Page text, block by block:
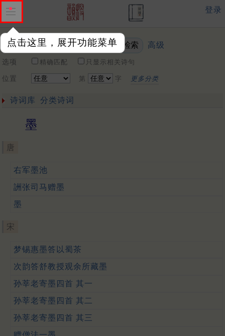
点击这里，展开功能菜单
登录
关键词 高级
选项 精确匹配 只显示相关诗句
位置 第 字 更多分类
诗词库 分类诗词
墨
唐
右军墨池
詶张司马赠墨
墨
宋
梦锡惠墨答以蜀茶
次韵答舒教授观余所藏墨
孙莘老寄墨四首 其一
孙莘老寄墨四首 其二
孙莘老寄墨四首 其三